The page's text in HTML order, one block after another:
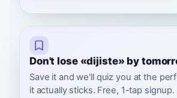
Don't lose «dijiste» by
Save it and we'll quiz you at the
it actually sticks. Free, 1-tap signup.